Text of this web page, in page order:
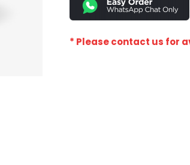
* Please contact us for